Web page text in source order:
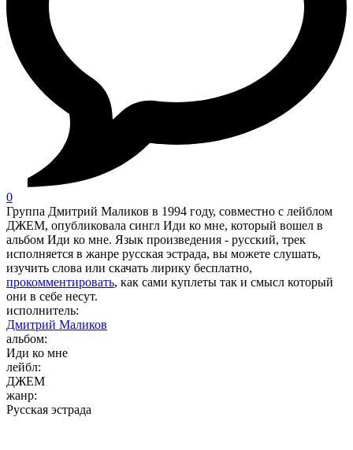
0
Группа Дмитрий Маликов в 1994 году, совместно с лейблом
ДЖЕМ, опубликовала сингл Иди ко мне, который вошел в
альбом Иди ко мне. Язык произведения - русский, трек
исполняется в жанре русская эстрада, вы можете слушать,
изучить слова или скачать лирику бесплатно,
прокомментировать, как сами куплеты так и смысл который
они в себе несут.
исполнитель:
Дмитрий Маликов
альбом:
Иди ко мне
лейбл:
ДЖЕМ
жанр:
Русская эстрада